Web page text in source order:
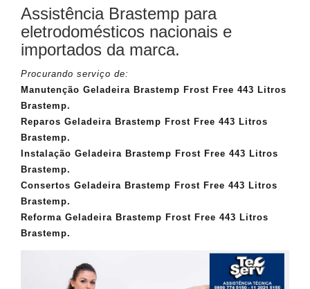
Assistência Brastemp para
eletrodomésticos nacionais e
importados da marca.
Procurando serviço de:
Manutenção Geladeira Brastemp Frost Free 443 Litros
Brastemp.
Reparos Geladeira Brastemp Frost Free 443 Litros
Brastemp.
Instalação Geladeira Brastemp Frost Free 443 Litros
Brastemp.
Consertos Geladeira Brastemp Frost Free 443 Litros
Brastemp.
Reforma Geladeira Brastemp Frost Free 443 Litros
Brastemp.